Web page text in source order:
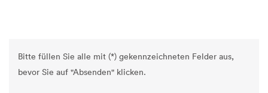
Bitte füllen Sie alle mit (*) gekennzeichneten Felder aus,
bevor Sie auf "Absenden" klicken.